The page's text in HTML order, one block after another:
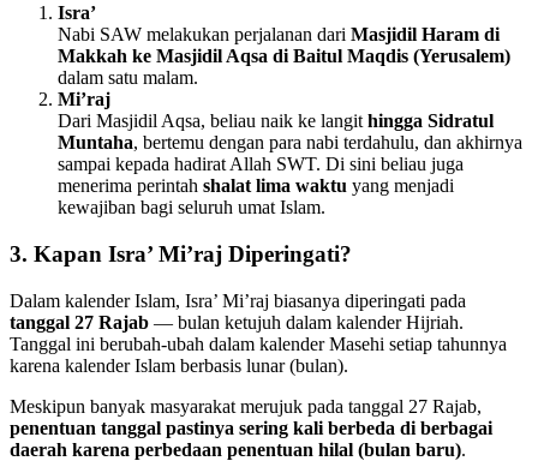
Isra’
Nabi SAW melakukan perjalanan dari Masjidil Haram di
Makkah ke Masjidil Aqsa di Baitul Maqdis (Yerusalem)
dalam satu malam.
Mi’raj
Dari Masjidil Aqsa, beliau naik ke langit hingga Sidratul
Muntaha, bertemu dengan para nabi terdahulu, dan akhirnya
sampai kepada hadirat Allah SWT. Di sini beliau juga
menerima perintah shalat lima waktu yang menjadi
kewajiban bagi seluruh umat Islam.
3. Kapan Isra’ Mi’raj Diperingati?
Dalam kalender Islam, Isra’ Mi’raj biasanya diperingati pada
tanggal 27 Rajab — bulan ketujuh dalam kalender Hijriah.
Tanggal ini berubah-ubah dalam kalender Masehi setiap tahunnya
karena kalender Islam berbasis lunar (bulan).
Meskipun banyak masyarakat merujuk pada tanggal 27 Rajab,
penentuan tanggal pastinya sering kali berbeda di berbagai
daerah karena perbedaan penentuan hilal (bulan baru).